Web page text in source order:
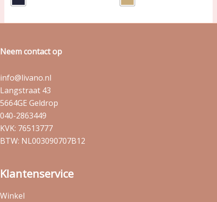
Neem contact op
info@livano.nl
Langstraat 43
5664GE Geldrop
040-2863449
KVK: 76513777
BTW: NL003090707B12
Klantenservice
Winkel